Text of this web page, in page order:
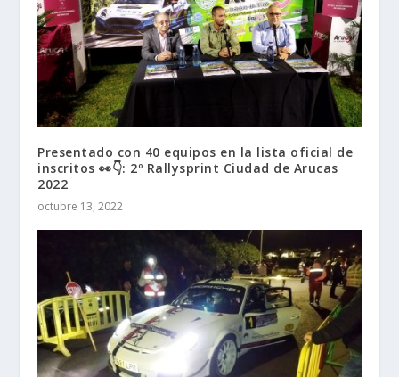
Presentado con 40 equipos en la lista oficial de
inscritos 👀👇: 2º Rallysprint Ciudad de Arucas
2022
octubre 13, 2022